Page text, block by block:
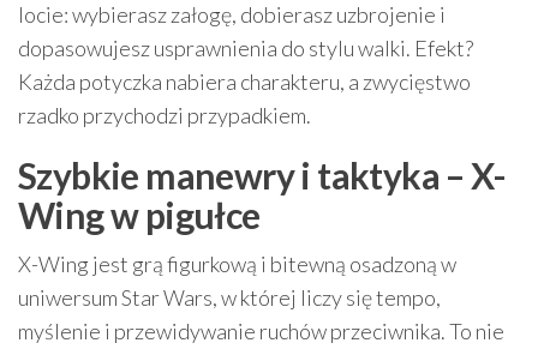
locie: wybierasz załogę, dobierasz uzbrojenie i
dopasowujesz usprawnienia do stylu walki. Efekt?
Każda potyczka nabiera charakteru, a zwycięstwo
rzadko przychodzi przypadkiem.
Szybkie manewry i taktyka – X-
Wing w pigułce
X-Wing jest grą figurkową i bitewną osadzoną w
uniwersum Star Wars, w której liczy się tempo,
myślenie i przewidywanie ruchów przeciwnika. To nie